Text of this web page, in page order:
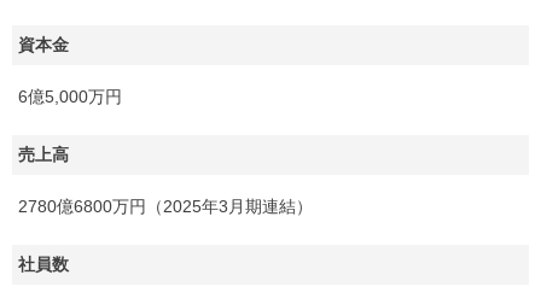
資本金
6億5,000万円
売上高
2780億6800万円（2025年3月期連結）
社員数